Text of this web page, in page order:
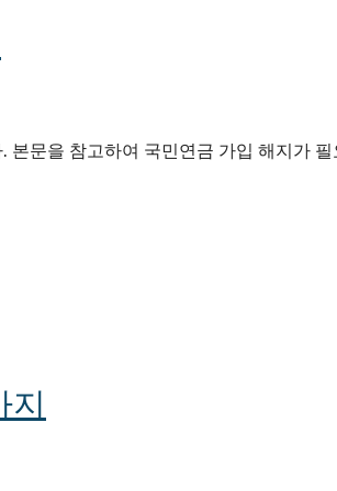
문을 참고하여 국민연금 가입 해지가
지